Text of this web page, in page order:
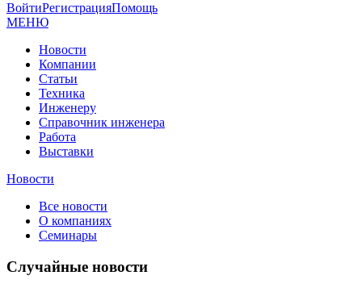
ВойтиРегистрацияПомощь
МЕНЮ
Новости
Компании
Статьи
Техника
Инженеру
Справочник инженера
Работа
Выставки
Новости
Все новости
О компаниях
Семинары
Случайные новости